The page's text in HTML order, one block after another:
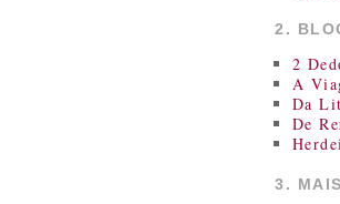
2.
2
A
Da
De
3. MAIS